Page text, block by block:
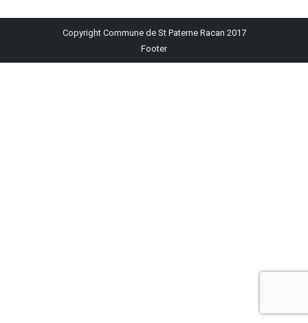
Facebook
X
PinterestLinkedInWhatsApp
Copyright Commune de St Paterne Racan 2017
Footer